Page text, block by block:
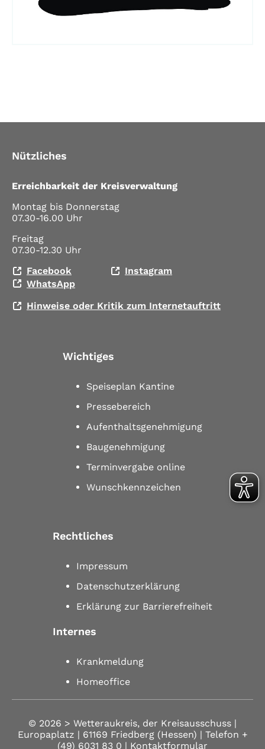
Nützliches
Erreichbarkeit der Kreisverwaltung
Montag bis Donnerstag
07.30-16.00 Uhr
Freitag
07.30-12.30 Uhr
Facebook
Instagram
WhatsApp
Hinweise oder Kritik zum Internetauftritt
Wichtiges
Speiseplan Kantine
Pressebereich
Aufenthaltsgenehmigung
Baugenehmigung
Terminvergabe online
Wunschkennzeichen
Rechtliches
Impressum
Datenschutzerklärung
Erklärung zur Barrierefreiheit
Internes
Krankmeldung
Homeoffice
© 2026 > Wetteraukreis, der Kreisausschuss |
Europaplatz | 61169 Friedberg (Hessen) | Telefon +
(49) 6031 83 0 | Kontaktformular